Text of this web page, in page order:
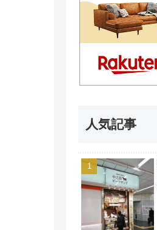
人気記事